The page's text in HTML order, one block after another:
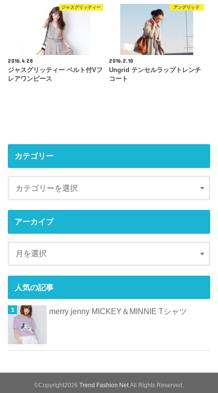
ジャスグリッティー
2016.4.28
ジャスグリッティー ベルト付Vフ
レアワンピース
アングリッド
2016.2.10
Ungrid テンセルラップトレンチ
コート
カテゴリー
アーカイブ
人気の記事
merry jenny MICKEY＆MINNIE Tシャツ
©Copyright2026 Trend Fashion Net .All Rights Reserved.